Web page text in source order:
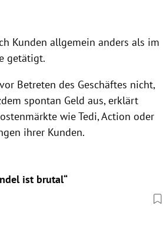
Kunden allgemein anders als im
getätigt.
Betreten des Geschäftes nicht,
spontan Geld aus, erklärt
wie Tedi, Action oder
ihrer Kunden.
ist brutal“